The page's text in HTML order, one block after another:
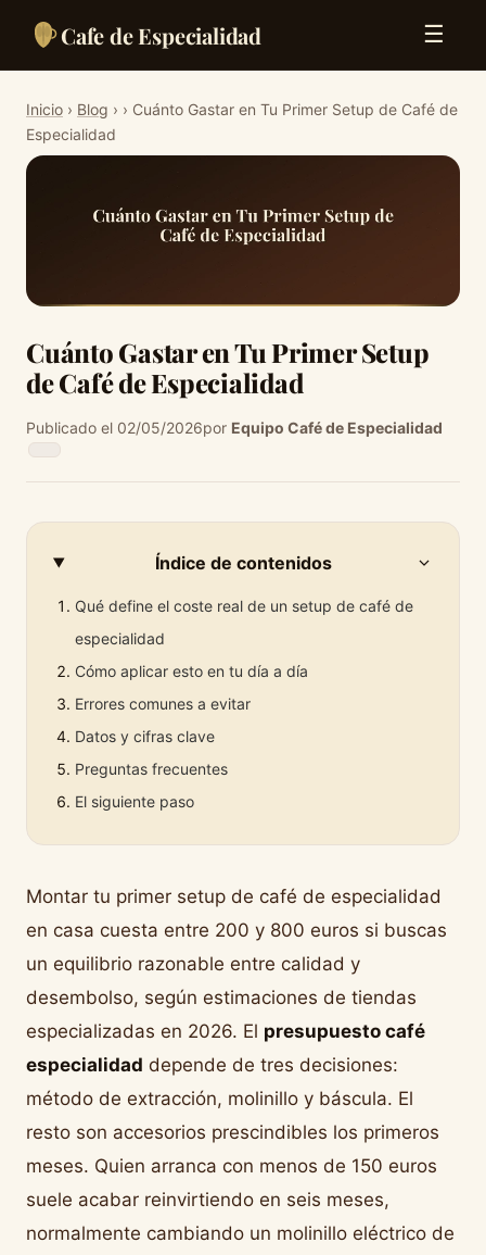
Cafe de Especialidad ☰
Inicio › Blog › › Cuánto Gastar en Tu Primer Setup de Café de
Especialidad
Cuánto Gastar en Tu Primer Setup
de Café de Especialidad
Publicado el 02/05/2026por Equipo Café de Especialidad
Índice de contenidos
Qué define el coste real de un setup de café de
especialidad
Cómo aplicar esto en tu día a día
Errores comunes a evitar
Datos y cifras clave
Preguntas frecuentes
El siguiente paso
Montar tu primer setup de café de especialidad
en casa cuesta entre 200 y 800 euros si buscas
un equilibrio razonable entre calidad y
desembolso, según estimaciones de tiendas
especializadas en 2026. El presupuesto café
especialidad depende de tres decisiones:
método de extracción, molinillo y báscula. El
resto son accesorios prescindibles los primeros
meses. Quien arranca con menos de 150 euros
suele acabar reinvirtiendo en seis meses,
normalmente cambiando un molinillo eléctrico de